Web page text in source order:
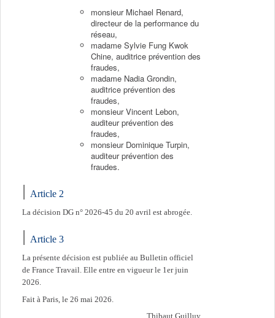
monsieur Michael Renard,
directeur de la performance du
réseau,
madame Sylvie Fung Kwok
Chine, auditrice prévention des
fraudes,
madame Nadia Grondin,
auditrice prévention des
fraudes,
monsieur Vincent Lebon,
auditeur prévention des
fraudes,
monsieur Dominique Turpin,
auditeur prévention des
fraudes.
Article 2
La décision DG n° 2026-45 du 20 avril est abrogée.
Article 3
La présente décision est publiée au Bulletin officiel
de France Travail. Elle entre en vigueur le 1er juin
2026.
Fait à Paris, le 26 mai 2026.
Thibaut Guilluy,